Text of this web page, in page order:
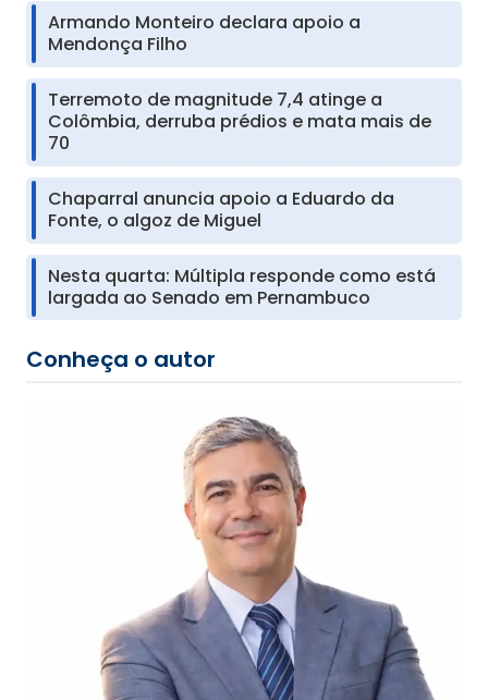
Armando Monteiro declara apoio a
Mendonça Filho
Terremoto de magnitude 7,4 atinge a
Colômbia, derruba prédios e mata mais de
70
Chaparral anuncia apoio a Eduardo da
Fonte, o algoz de Miguel
Nesta quarta: Múltipla responde como está
largada ao Senado em Pernambuco
Conheça o autor